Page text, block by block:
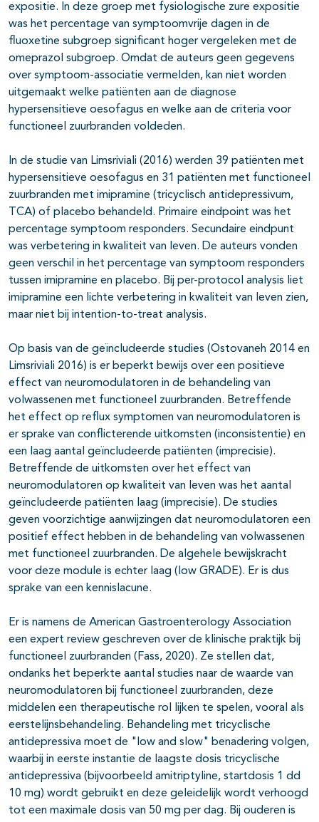
expositie. In deze groep met fysiologische zure expositie
was het percentage van symptoomvrije dagen in de
fluoxetine subgroep significant hoger vergeleken met de
omeprazol subgroep. Omdat de auteurs geen gegevens
over symptoom-associatie vermelden, kan niet worden
uitgemaakt welke patiënten aan de diagnose
hypersensitieve oesofagus en welke aan de criteria voor
functioneel zuurbranden voldeden.
In de studie van Limsriviali (2016) werden 39 patiënten met
hypersensitieve oesofagus en 31 patiënten met functioneel
zuurbranden met imipramine (tricyclisch antidepressivum,
TCA) of placebo behandeld. Primaire eindpoint was het
percentage symptoom responders. Secundaire eindpunt
was verbetering in kwaliteit van leven. De auteurs vonden
geen verschil in het percentage van symptoom responders
tussen imipramine en placebo. Bij per-protocol analysis liet
imipramine een lichte verbetering in kwaliteit van leven zien,
maar niet bij intention-to-treat analysis.
Op basis van de geïncludeerde studies (Ostovaneh 2014 en
Limsriviali 2016) is er beperkt bewijs over een positieve
effect van neuromodulatoren in de behandeling van
volwassenen met functioneel zuurbranden. Betreffende
het effect op reflux symptomen van neuromodulatoren is
er sprake van conflicterende uitkomsten (inconsistentie) en
een laag aantal geïncludeerde patiënten (imprecisie).
Betreffende de uitkomsten over het effect van
neuromodulatoren op kwaliteit van leven was het aantal
geïncludeerde patiënten laag (imprecisie). De studies
geven voorzichtige aanwijzingen dat neuromodulatoren een
positief effect hebben in de behandeling van volwassenen
met functioneel zuurbranden. De algehele bewijskracht
voor deze module is echter laag (low GRADE). Er is dus
sprake van een kennislacune.
Er is namens de American Gastroenterology Association
een expert review geschreven over de klinische praktijk bij
functioneel zuurbranden (Fass, 2020). Ze stellen dat,
ondanks het beperkte aantal studies naar de waarde van
neuromodulatoren bij functioneel zuurbranden, deze
middelen een therapeutische rol lijken te spelen, vooral als
eerstelijnsbehandeling. Behandeling met tricyclische
antidepressiva moet de "low and slow" benadering volgen,
waarbij in eerste instantie de laagste dosis tricyclische
antidepressiva (bijvoorbeeld amitriptyline, startdosis 1 dd
10 mg) wordt gebruikt en deze geleidelijk wordt verhoogd
tot een maximale dosis van 50 mg per dag. Bij ouderen is